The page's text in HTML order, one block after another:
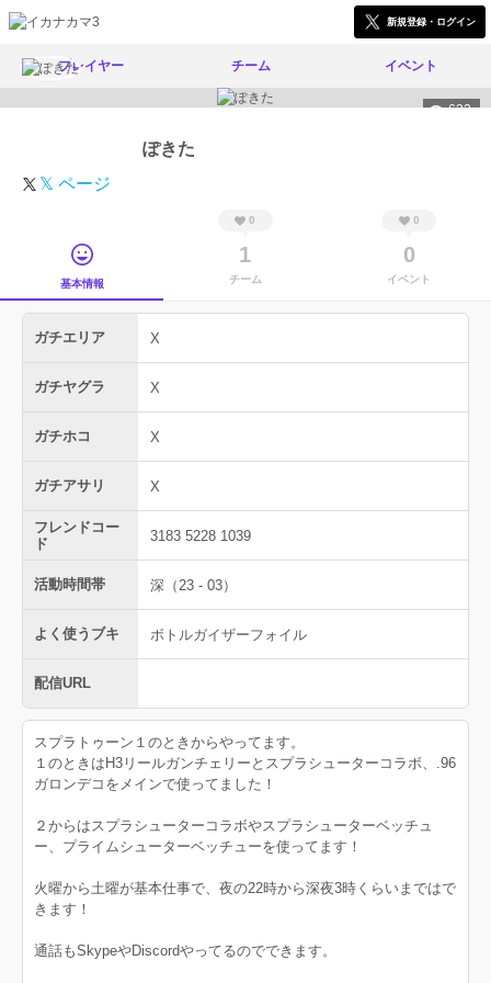
新規登録・ログイン
プレイヤー チーム イベント
632
ぽきた
𝕏 ページ
基本情報
0
1
チーム
0
0
イベント
ガチエリア X
ガチヤグラ X
ガチホコ X
ガチアサリ X
フレンドコー
ド
3183 5228 1039
活動時間帯 深（23 - 03）
よく使うブキ ボトルガイザーフォイル
配信URL
スプラトゥーン１のときからやってます。
１のときはH3リールガンチェリーとスプラシューターコラボ、.96
ガロンデコをメインで使ってました！
２からはスプラシューターコラボやスプラシューターベッチュ
ー、プライムシューターベッチューを使ってます！
火曜から土曜が基本仕事で、夜の22時から深夜3時くらいまではで
きます！
通話もSkypeやDiscordやってるのでできます。